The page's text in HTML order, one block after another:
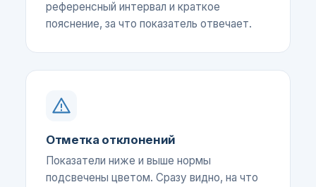
референсный интервал и краткое
пояснение, за что показатель отвечает.
Отметка отклонений
Показатели ниже и выше нормы
подсвечены цветом. Сразу видно, на что